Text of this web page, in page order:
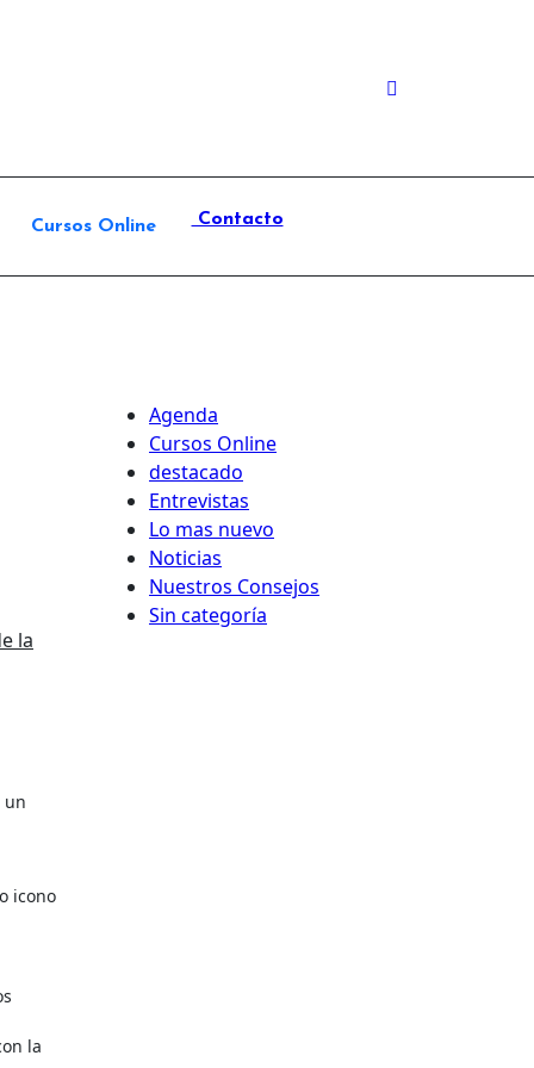
Cursos Online Contacto
la
un
icono
la
Agenda
Cursos Online
destacado
Entrevistas
Lo mas nuevo
Noticias
Nuestros Consejos
Sin categoría